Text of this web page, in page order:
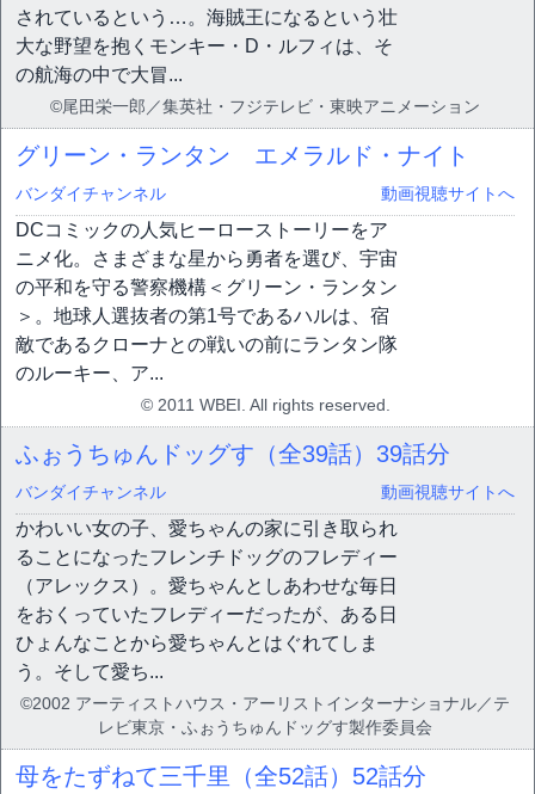
されているという…。海賊王になるという壮
大な野望を抱くモンキー・D・ルフィは、そ
の航海の中で大冒...
©尾田栄一郎／集英社・フジテレビ・東映アニメーション
グリーン・ランタン エメラルド・ナイト
バンダイチャンネル 動画視聴サイトへ
DCコミックの人気ヒーローストーリーをア
ニメ化。さまざまな星から勇者を選び、宇宙
の平和を守る警察機構＜グリーン・ランタン
＞。地球人選抜者の第1号であるハルは、宿
敵であるクローナとの戦いの前にランタン隊
のルーキー、ア...
© 2011 WBEI. All rights reserved.
ふぉうちゅんドッグす（全39話） 39話分
バンダイチャンネル 動画視聴サイトへ
かわいい女の子、愛ちゃんの家に引き取られ
ることになったフレンチドッグのフレディー
（アレックス）。愛ちゃんとしあわせな毎日
をおくっていたフレディーだったが、ある日
ひょんなことから愛ちゃんとはぐれてしま
う。そして愛ち...
©2002 アーティストハウス・アーリストインターナショナル／テ
レビ東京・ふぉうちゅんドッグす製作委員会
母をたずねて三千里（全52話） 52話分